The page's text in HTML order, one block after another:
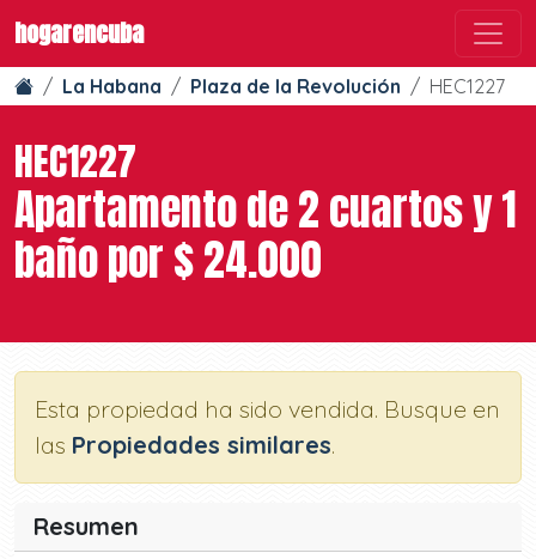
hogarencuba
La Habana Plaza de la Revolución HEC1227
HEC1227
Apartamento de 2 cuartos y 1
baño por $ 24.000
Esta propiedad ha sido vendida. Busque en
las Propiedades similares.
Resumen